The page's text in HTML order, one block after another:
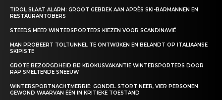
TIROL SLAAT ALARM: GROOT GEBREK AAN APRÈS SKI-BARMANNEN EN
RESTAURANTOBERS
STEEDS MEER WINTERSPORTERS KIEZEN VOOR SCANDINAVIË
MAN PROBEERT TOLTUNNEL TE ONTWIJKEN EN BELANDT OP ITALIAANSE
SKIPISTE
GROTE BEZORGDHEID BIJ KROKUSVAKANTIE WINTERSPORTERS DOOR
RAP SMELTENDE SNEEUW
WINTERSPORTNACHTMERRIE: GONDEL STORT NEER, VIER PERSONEN
GEWOND WAARVAN ÉÉN IN KRITIEKE TOESTAND